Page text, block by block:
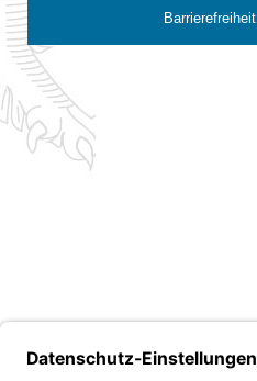
Barrierefreiheit